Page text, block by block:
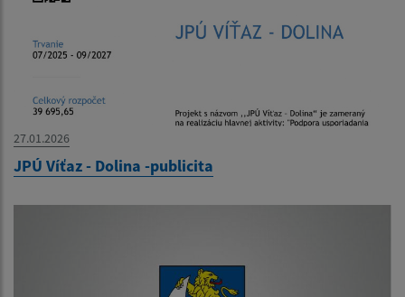
27.01.2026
JPÚ Víťaz - Dolina -publicita